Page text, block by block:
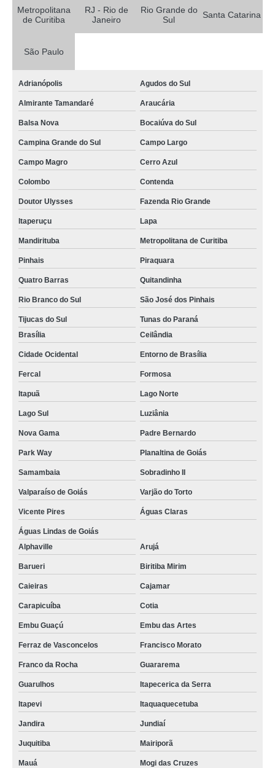
tubo de ensaio de vidro compra Salvador
tubo capilar de vidro Cajamar
tubo vidro CORONEL FABRICIANO
tubo de ensaio com tampa de rosca venda Itapevi
tubo capilar de vidro venda Campos dos Goytacazes
tubos de vidro para laboratório compra Barra Mansa
tubos de vidro para laboratório venda Cotia
tubo vidro venda Sete Lagoas
venda de tubo vidro Águas Lindas de Goiás
tubo de ensaio graduado venda Betim
venda de tubo de ensaio graduado Correntina
venda de tubo de vidro laboratório Correntina
tubos de vidro para laboratório Arujá
loja de tubo capilar de vidro Salesópolis
tubos de vidro para laboratório venda Araucária
tubo de ensaio de vidro venda Bocaiúva do Sul
tubo de vidro com tampa Contenda
venda de tubo de vidro vazado Triângulo Mineiro
loja de tubos de vidro para laboratório Rio Branco do Sul
loja de tubo de ensaio graduado Belford Roxo
loja de tubo de vidro com tampa Carapicuíba
tubo de vidro temperado venda Park Way
venda de tubo de vidro laboratório Formosa do Rio Preto
tubo de laboratório compra Lapa
loja de tubo de vidro laboratório Santa Rita do Sapucai
venda de tubo de vidro vazado Tunas do Paraná
tubo de vidro com tampa Formosa do Rio Preto
Metropolitana
de Curitiba
RJ - Rio de
Janeiro
Rio Grande do
Sul
Santa Catarina
São Paulo
Adrianópolis Agudos do Sul
Almirante Tamandaré Araucária
Balsa Nova Bocaiúva do Sul
Campina Grande do Sul Campo Largo
Campo Magro Cerro Azul
Colombo Contenda
Doutor Ulysses Fazenda Rio Grande
Itaperuçu Lapa
Mandirituba Metropolitana de Curitiba
Pinhais Piraquara
Quatro Barras Quitandinha
Rio Branco do Sul São José dos Pinhais
Tijucas do Sul
Tunas do Paraná
Brasília
Ceilândia
Cidade Ocidental Entorno de Brasília
Fercal Formosa
Itapuã Lago Norte
Lago Sul Luziânia
Nova Gama Padre Bernardo
Park Way Planaltina de Goiás
Samambaia Sobradinho II
Valparaíso de Goiás Varjão do Torto
Vicente Pires Águas Claras
Águas Lindas de Goiás
Alphaville
Arujá
Barueri Biritiba Mirim
Caieiras Cajamar
Carapicuíba Cotia
Embu Guaçú Embu das Artes
Ferraz de Vasconcelos Francisco Morato
Franco da Rocha Guararema
Guarulhos Itapecerica da Serra
Itapevi Itaquaquecetuba
Jandira Jundiaí
Juquitiba Mairiporã
Mauá Mogi das Cruzes